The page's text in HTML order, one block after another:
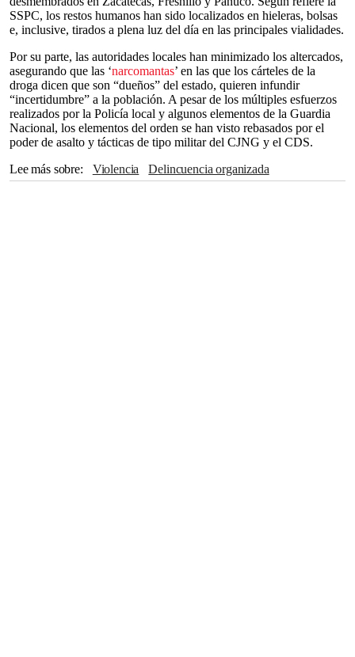
SSPC, los restos humanos han sido localizados en hieleras, bolsas
e, inclusive, tirados a plena luz del día en las principales vialidades.
Por su parte, las autoridades locales han minimizado los altercados,
asegurando que las ‘narcomantas’ en las que los cárteles de la
droga dicen que son “dueños” del estado, quieren infundir
“incertidumbre” a la población. A pesar de los múltiples esfuerzos
realizados por la Policía local y algunos elementos de la Guardia
Nacional, los elementos del orden se han visto rebasados por el
poder de asalto y tácticas de tipo militar del CJNG y el CDS.
Lee más sobre
violencia
Delincuencia organizada